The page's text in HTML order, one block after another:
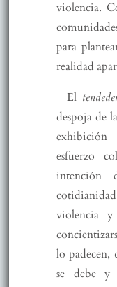
violencia.
para
realidad
El
despoja de
esfuerzo
intención
violencia
lo padecen,
se debe y